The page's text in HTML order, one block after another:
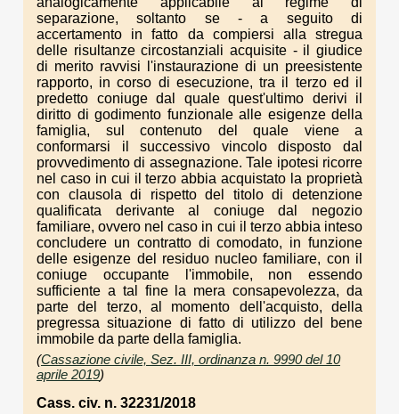
separazione, soltanto se - a seguito di
accertamento in fatto da compiersi alla stregua
delle risultanze circostanziali acquisite - il giudice
di merito ravvisi l'instaurazione di un preesistente
rapporto, in corso di esecuzione, tra il terzo ed il
predetto coniuge dal quale quest'ultimo derivi il
diritto di godimento funzionale alle esigenze della
famiglia, sul contenuto del quale viene a
conformarsi il successivo vincolo disposto dal
provvedimento di assegnazione. Tale ipotesi ricorre
nel caso in cui il terzo abbia acquistato la proprietà
con clausola di rispetto del titolo di detenzione
qualificata derivante al coniuge dal negozio
familiare, ovvero nel caso in cui il terzo abbia inteso
concludere un contratto di comodato, in funzione
delle esigenze del residuo nucleo familiare, con il
coniuge occupante l'immobile, non essendo
sufficiente a tal fine la mera consapevolezza, da
parte del terzo, al momento dell'acquisto, della
pregressa situazione di fatto di utilizzo del bene
immobile da parte della famiglia.
(Cassazione civile, Sez. III, ordinanza n. 9990 del 10
aprile 2019)
Cass. civ. n. 32231/2018